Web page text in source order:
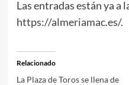
Las entradas están ya a
https://almeriamac.es/.
Relacionado
La Plaza de Toros se llena de